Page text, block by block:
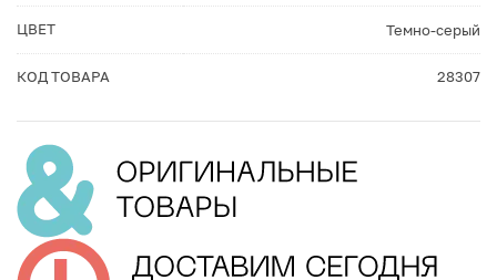
ЦВЕТ Темно-серый
КОД ТОВАРА 28307